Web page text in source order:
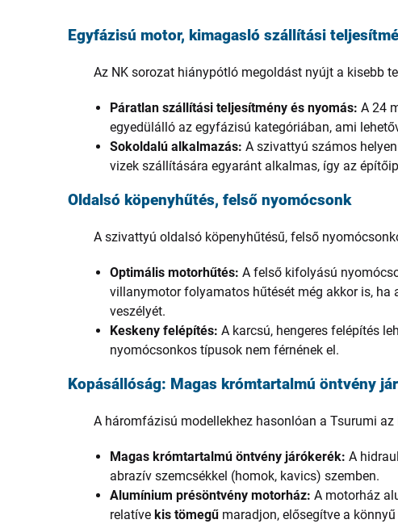
Egyfázisú motor, kimagasló szállítási
Az NK sorozat hiánypótló megoldást nyújt a kisebb
Páratlan szállítási teljesítmény és nyomás: A 24
egyedülálló az egyfázisú kategóriában, ami
Sokoldalú alkalmazás: A szivattyú számos
vizek szállítására egyaránt alkalmas, így az
Oldalsó köpenyhűtés, felső nyomócsonk
A szivattyú oldalsó köpenyhűtésű, felső
Optimális motorhűtés: A felső kifolyású
villanymotor folyamatos hűtését még akkor is, ha
veszélyét.
Keskeny felépítés: A karcsú, hengeres felépítés
nyomócsonkos típusok nem férnének el.
Kopásállóság: Magas krómtartalmú öntvény
A háromfázisú modellekhez hasonlóan a Tsurumi
Magas krómtartalmú öntvény járókerék: A
abrazív szemcsékkel (homok, kavics) szemben.
Alumínium présöntvény motorház: A motorház
relatíve kis tömegű maradjon, elősegítve a